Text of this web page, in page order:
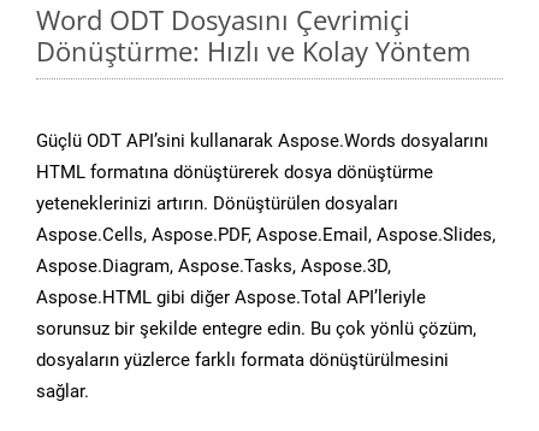
Word ODT Dosyasını Çevrimiçi
Dönüştürme: Hızlı ve Kolay Yöntem
Güçlü ODT API’sini kullanarak Aspose.Words dosyalarını
HTML formatına dönüştürerek dosya dönüştürme
yeteneklerinizi artırın. Dönüştürülen dosyaları
Aspose.Cells, Aspose.PDF, Aspose.Email, Aspose.Slides,
Aspose.Diagram, Aspose.Tasks, Aspose.3D,
Aspose.HTML gibi diğer Aspose.Total API’leriyle
sorunsuz bir şekilde entegre edin. Bu çok yönlü çözüm,
dosyaların yüzlerce farklı formata dönüştürülmesini
sağlar.